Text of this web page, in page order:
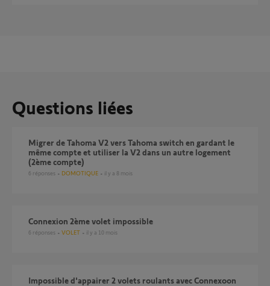
Questions liées
Migrer de Tahoma V2 vers Tahoma switch en gardant le
même compte et utiliser la V2 dans un autre logement
(2ème compte)
6 réponses DOMOTIQUE il y a 8 mois
connexion 2ème volet impossible
6 réponses VOLET il y a 10 mois
Impossible d'appairer 2 volets roulants avec Connexoon